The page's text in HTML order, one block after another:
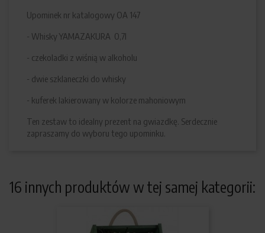
Upominek nr katalogowy OA 147
- Whisky YAMAZAKURA 0,7l
- czekoladki z wiśnią w alkoholu
- dwie szklaneczki do whisky
- kuferek lakierowany w kolorze mahoniowym
Ten zestaw to idealny prezent na gwiazdkę. Serdecznie
zapraszamy do wyboru tego upominku.
16 innych produktów w tej samej kategorii: